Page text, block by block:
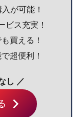
が可能！
ビス充実！
買える！
超便利！
し ／